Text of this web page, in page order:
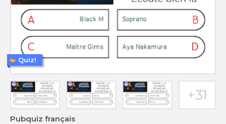
Pubquiz français
Quiz!